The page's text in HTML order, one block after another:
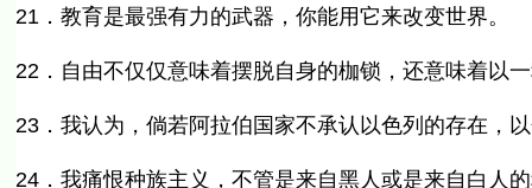
21．教育是最强有力的武器，你能用它来改变世界。
22．自由不仅仅意味着摆脱自身的枷锁，还意味着以
23．我认为，倘若阿拉伯国家不承认以色列的存在，
24．我痛恨种族主义，不管是来自黑人或是来自白人